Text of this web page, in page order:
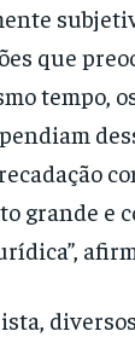
que
tempo,
grande e